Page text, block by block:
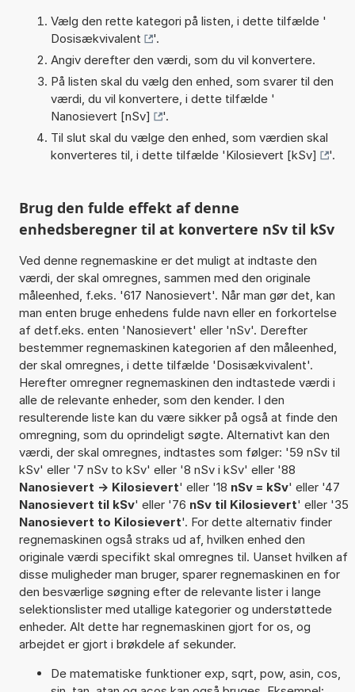
Vælg den rette kategori på listen, i dette tilfælde '
Dosisækvivalent
'.
Angiv derefter den værdi, som du vil konvertere.
På listen skal du vælg den enhed, som svarer til den
værdi, du vil konvertere, i dette tilfælde '
Nanosievert [nSv]
'.
Til slut skal du vælge den enhed, som værdien skal
konverteres til, i dette tilfælde 'Kilosievert [kSv] '.
Brug den fulde effekt af denne
enhedsberegner til at konvertere nSv til kSv
Ved denne regnemaskine er det muligt at indtaste den
værdi, der skal omregnes, sammen med den originale
måleenhed, f.eks. '617 Nanosievert'. Når man gør det, kan
man enten bruge enhedens fulde navn eller en forkortelse
af detf.eks. enten 'Nanosievert' eller 'nSv'. Derefter
bestemmer regnemaskinen kategorien af den måleenhed,
der skal omregnes, i dette tilfælde 'Dosisækvivalent'.
Herefter omregner regnemaskinen den indtastede værdi i
alle de relevante enheder, som den kender. I den
resulterende liste kan du være sikker på også at finde den
omregning, som du oprindeligt søgte. Alternativt kan den
værdi, der skal omregnes, indtastes som følger: '59 nSv til
kSv' eller '7 nSv to kSv' eller '8 nSv i kSv' eller '88
Nanosievert -> Kilosievert' eller '18 nSv = kSv' eller '47
Nanosievert til kSv' eller '76 nSv til Kilosievert' eller '35
Nanosievert to Kilosievert'. For dette alternativ finder
regnemaskinen også straks ud af, hvilken enhed den
originale værdi specifikt skal omregnes til. Uanset hvilken af
disse muligheder man bruger, sparer regnemaskinen en for
den besværlige søgning efter de relevante lister i lange
selektionslister med utallige kategorier og understøttede
enheder. Alt dette har regnemaskinen gjort for os, og
arbejdet er gjort i brøkdele af sekunder.
De matematiske funktioner exp, sqrt, pow, asin, cos,